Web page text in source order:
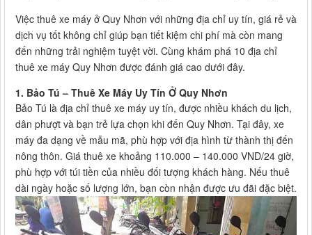
Việc thuê xe máy ở Quy Nhơn với những địa chỉ uy tín, giá rẻ và
dịch vụ tốt không chỉ giúp bạn tiết kiệm chi phí mà còn mang
đến những trải nghiệm tuyệt vời. Cùng khám phá 10 địa chỉ
thuê xe máy Quy Nhơn được đánh giá cao dưới đây.
1. Bảo Tú – Thuê Xe Máy Uy Tín Ở Quy Nhơn
Bảo Tú là địa chỉ thuê xe máy uy tín, được nhiều khách du lịch,
dân phượt và bạn trẻ lựa chọn khi đến Quy Nhơn. Tại đây, xe
máy đa dạng về mẫu mã, phù hợp với địa hình từ thành thị đến
nông thôn. Giá thuê xe khoảng 110.000 – 140.000 VND/24 giờ,
phù hợp với túi tiền của nhiều đối tượng khách hàng. Nếu thuê
dài ngày hoặc số lượng lớn, bạn còn nhận được ưu đãi đặc biệt.